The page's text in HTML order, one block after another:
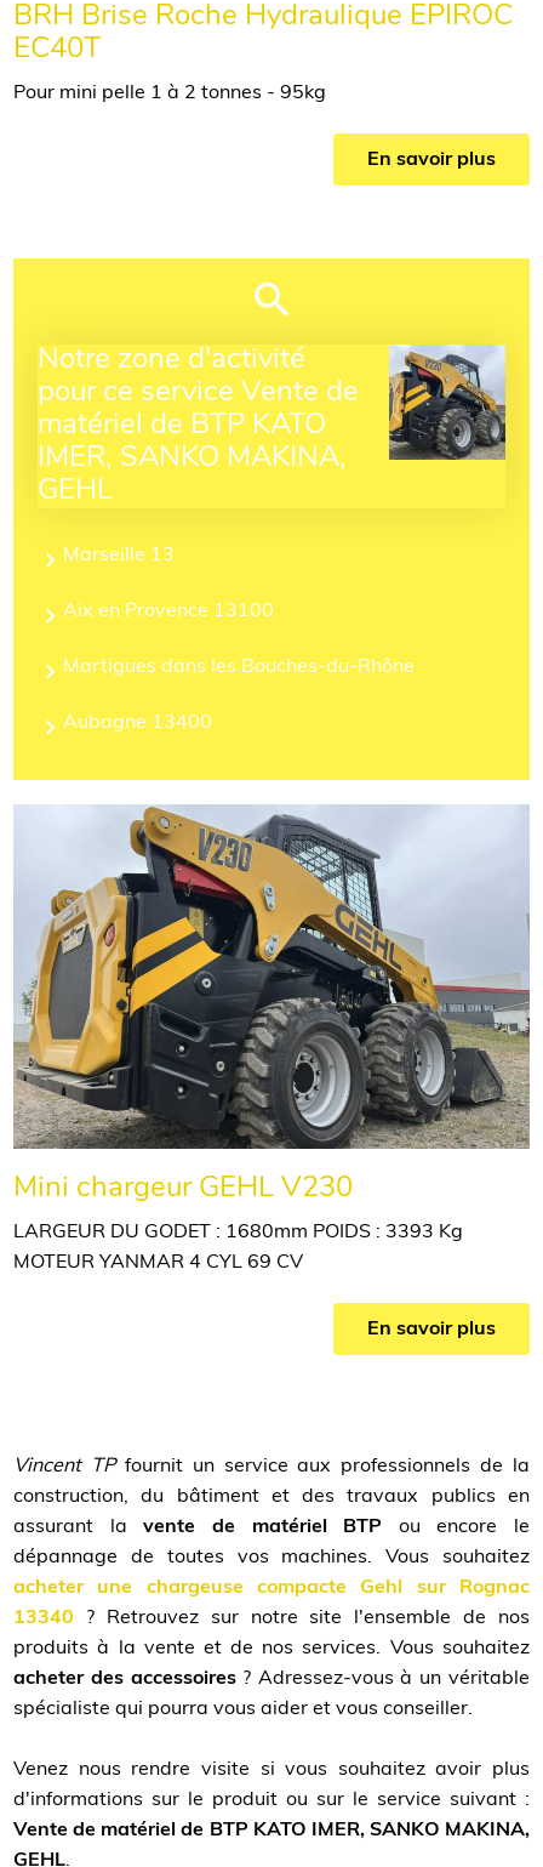
BRH Brise Roche Hydraulique EPIROC
EC40T
Pour mini pelle 1 à 2 tonnes - 95kg
En savoir plus
Notre zone d'activité
pour ce service Vente de
matériel de BTP KATO
IMER, SANKO MAKINA,
GEHL
Marseille 13
Aix en Provence 13100
Martigues dans les Bouches-du-Rhône
Aubagne 13400
Mini chargeur GEHL V230
LARGEUR DU GODET : 1680mm POIDS : 3393 Kg
MOTEUR YANMAR 4 CYL 69 CV
En savoir plus
Vincent TPfournit un service aux professionnels de la
construction, du bâtiment et des travaux publics en
assurant lavente de matériel BTP ou encore le
dépannage de toutes vos machines. Vous souhaitez
acheter une chargeuse compacte Gehl sur Rognac
13340 ? Retrouvez sur notre site l'ensemble de nos
produits à la vente et de nos services. Vous souhaitez
acheter des accessoires? Adressez-vous à un véritable
spécialiste qui pourra vous aider et vous conseiller.
Venez nous rendre visite si vous souhaitez avoir plus
d'informations sur le produit ou sur le service suivant :
Vente de matériel de BTP KATO IMER, SANKO MAKINA,
GEHL.